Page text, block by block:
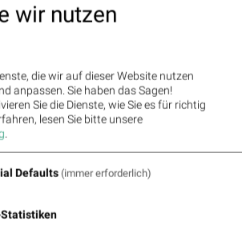
Boerse
: 2.12%
Details
Details
» Details
»
BKS - Starkes Provisionsergebnis dank
Upgrade für Erste Group-Aktie
DAX-Frühmover: Scout24, Deutsche
Telekom, Siemens...
mehr
josefchladek.com
wir nutzen
die wir auf dieser Website nutzen
anpassen. Sie haben das Sagen!
Sie die Dienste, wie Sie es für richtig
lesen Sie bitte unsere
.
Defaults (immer erforderlich)